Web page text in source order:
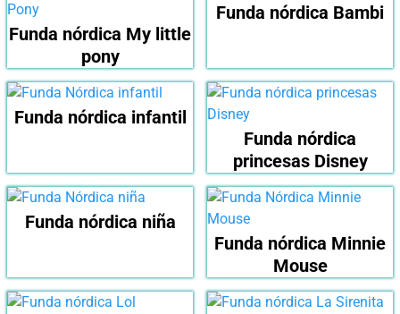
Funda nórdica My little
pony
Funda nórdica Bambi
Funda nórdica infantil
Funda nórdica
princesas Disney
Funda nórdica niña
Funda nórdica Minnie
Mouse